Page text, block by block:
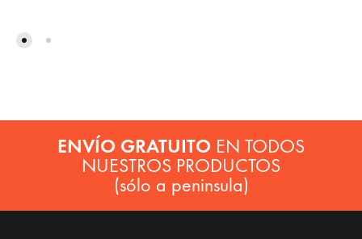
ENVÍO GRATUITO EN TODOS
NUESTROS PRODUCTOS
(sólo a peninsula)